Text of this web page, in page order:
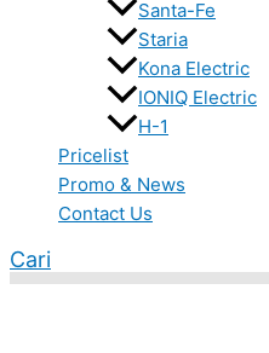
Santa-Fe
Staria
Kona Electric
IONIQ Electric
H-1
Pricelist
Promo & News
Contact Us
Cari